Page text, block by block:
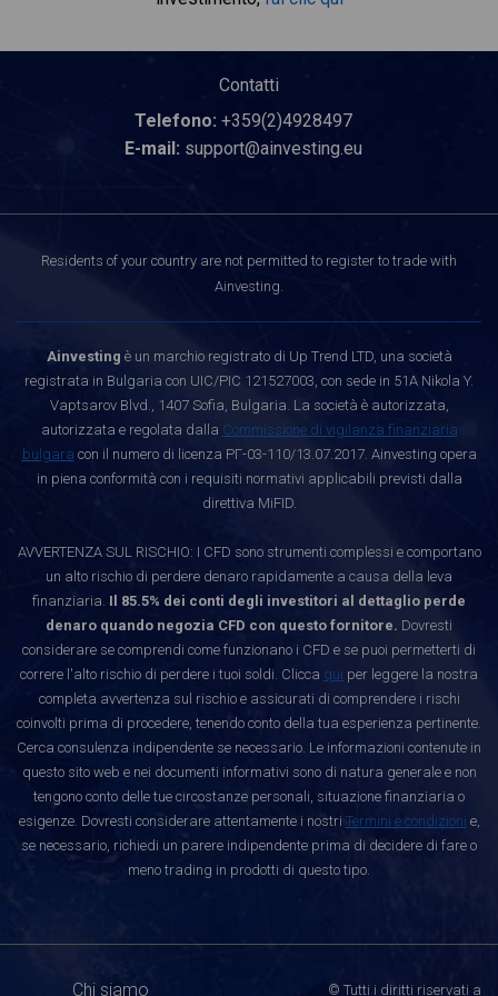
Contatti
Telefono: +359(2)4928497
E-mail: support@ainvesting.eu
Residents of your country are not permitted to register to trade with
Ainvesting.
Ainvesting è un marchio registrato di Up Trend LTD, una società
registrata in Bulgaria con UIC/PIC 121527003, con sede in 51A Nikola Y.
Vaptsarov Blvd., 1407 Sofia, Bulgaria. La società è autorizzata,
autorizzata e regolata dalla Commissione di vigilanza finanziaria
bulgara con il numero di licenza РГ-03-110/13.07.2017. Ainvesting opera
in piena conformità con i requisiti normativi applicabili previsti dalla
direttiva MiFID.
AVVERTENZA SUL RISCHIO: I CFD sono strumenti complessi e comportano
un alto rischio di perdere denaro rapidamente a causa della leva
finanziaria. Il 85.5% dei conti degli investitori al dettaglio perde
denaro quando negozia CFD con questo fornitore. Dovresti
considerare se comprendi come funzionano i CFD e se puoi permetterti di
correre l'alto rischio di perdere i tuoi soldi. Clicca qui per leggere la nostra
completa avvertenza sul rischio e assicurati di comprendere i rischi
coinvolti prima di procedere, tenendo conto della tua esperienza pertinente.
Cerca consulenza indipendente se necessario. Le informazioni contenute in
questo sito web e nei documenti informativi sono di natura generale e non
tengono conto delle tue circostanze personali, situazione finanziaria o
esigenze. Dovresti considerare attentamente i nostri Termini e condizioni e,
se necessario, richiedi un parere indipendente prima di decidere di fare o
meno trading in prodotti di questo tipo.
Chi siamo © Tutti i diritti riservati a